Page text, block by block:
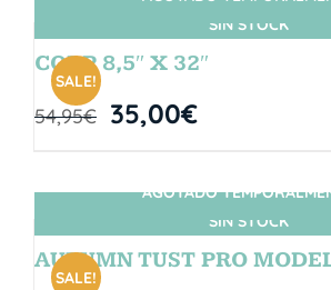
SIN STOCK
SALE!
CORP 8,5″ X 32″
54,95€ 35,00€
SIN STOCK
SALE!
AGOTADO
AUTUMN TUST PRO